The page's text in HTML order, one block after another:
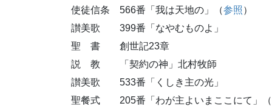
使徒信条 566番「我は天地の」（参照 ）
讃美歌 399番「なやむものよ」
聖 書 創世記23章
説 教 「契約の神」北村牧師
讃美歌 533番「くしき主の光」
聖餐式 205番「わが主よいまここにて」（